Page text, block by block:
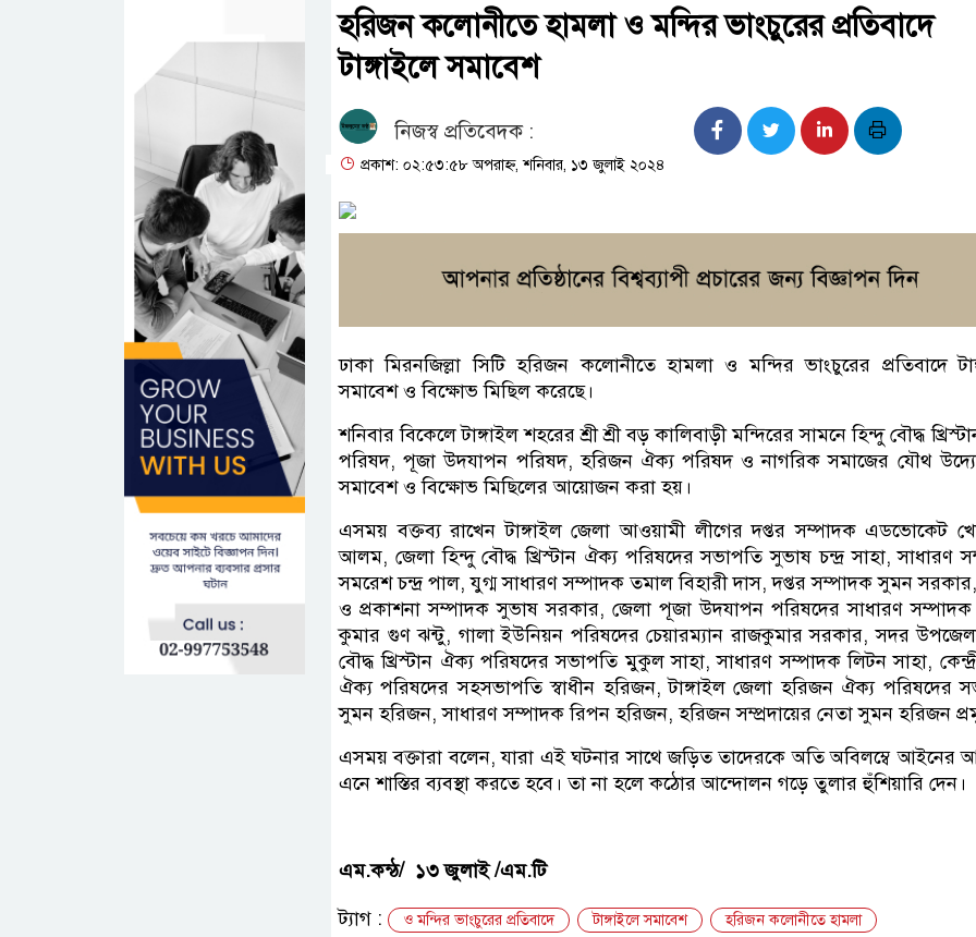
হরিজন কলোনীতে হামলা ও মন্দির ভাংচুরের প্রতিবাদে
টাঙ্গাইলে সমাবেশ
নিজস্ব প্রতিবেদক :
প্রকাশ: ০২:৫৩:৫৮ অপরাহ্ন, শনিবার, ১৩ জুলাই ২০২৪
ঢাকা মিরনজিল্লা সিটি হরিজন কলোনীতে হামলা ও মন্দির ভাংচুরের প্রতিবাদে
সমাবেশ ও বিক্ষোভ মিছিল করেছে।
শনিবার বিকেলে টাঙ্গাইল শহরের শ্রী শ্রী বড় কালিবাড়ী মন্দিরের সামনে হিন্দু বৌদ্ধ
পরিষদ, পূজা উদযাপন পরিষদ, হরিজন ঐক্য পরিষদ ও নাগরিক সমাজের যৌথ
সমাবেশ ও বিক্ষোভ মিছিলের আয়োজন করা হয়।
এসময় বক্তব্য রাখেন টাঙ্গাইল জেলা আওয়ামী লীগের দপ্তর সম্পাদক এডভোকেট
আলম, জেলা হিন্দু বৌদ্ধ খ্রিস্টান ঐক্য পরিষদের সভাপতি সুভাষ চন্দ্র সাহা, সাধারণ
সমরেশ চন্দ্র পাল, যুগ্ম সাধারণ সম্পাদক তমাল বিহারী দাস, দপ্তর সম্পাদক সুমন সরকার,
ও প্রকাশনা সম্পাদক সুভাষ সরকার, জেলা পূজা উদযাপন পরিষদের সাধারণ সম্পাদক
কুমার গুণ ঝন্টু, গালা ইউনিয়ন পরিষদের চেয়ারম্যান রাজকুমার সরকার, সদর
বৌদ্ধ খ্রিস্টান ঐক্য পরিষদের সভাপতি মুকুল সাহা, সাধারণ সম্পাদক লিটন সাহা,
ঐক্য পরিষদের সহসভাপতি স্বাধীন হরিজন, টাঙ্গাইল জেলা হরিজন ঐক্য পরিষদের
সুমন হরিজন, সাধারণ সম্পাদক রিপন হরিজন, হরিজন সম্প্রদায়ের নেতা সুমন হরিজন
এসময় বক্তারা বলেন, যারা এই ঘটনার সাথে জড়িত তাদেরকে অতি অবিলম্বে আইনের
এনে শাস্তির ব্যবস্থা করতে হবে। তা না হলে কঠোর আন্দোলন গড়ে তুলার হুঁশিয়ারি দেন।
এম.কন্ঠ/ ১৩ জুলাই /এম.টি
ট্যাগ :
ও মন্দির ভাংচুরের প্রতিবাদে টাঙ্গাইলে সমাবেশ হরিজন কলোনীতে হামলা